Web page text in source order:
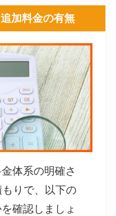
加料金の有無
体系の明確さ
りで、以下の
確認しましょ